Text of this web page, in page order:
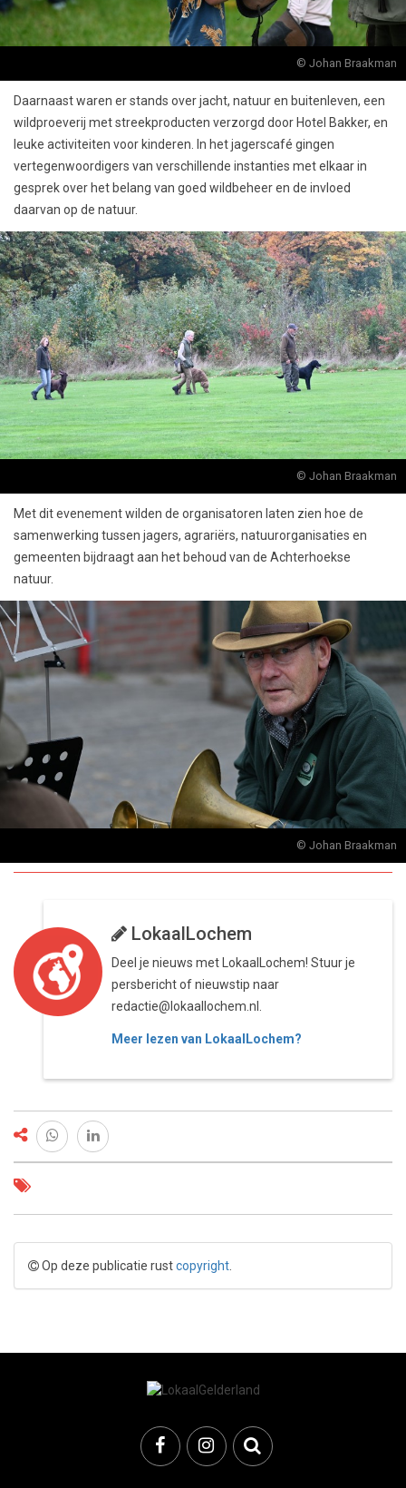
© Johan Braakman
Daarnaast waren er stands over jacht, natuur en buitenleven, een
wildproeverij met streekproducten verzorgd door Hotel Bakker, en
leuke activiteiten voor kinderen. In het jagerscafé gingen
vertegenwoordigers van verschillende instanties met elkaar in
gesprek over het belang van goed wildbeheer en de invloed
daarvan op de natuur.
© Johan Braakman
Met dit evenement wilden de organisatoren laten zien hoe de
samenwerking tussen jagers, agrariërs, natuurorganisaties en
gemeenten bijdraagt aan het behoud van de Achterhoekse
natuur.
© Johan Braakman
LokaalLochem
Deel je nieuws met LokaalLochem! Stuur je
persbericht of nieuwstip naar
redactie@lokaallochem.nl.
Meer lezen van LokaalLochem?
Op deze publicatie rustcopyright